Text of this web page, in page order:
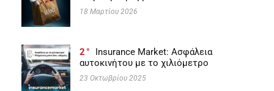
18 Μαρτίου 2026
2
Insurance Market: Ασφάλεια
αυτοκινήτου με το χιλιόμετρο
23 Οκτωβρίου 2025